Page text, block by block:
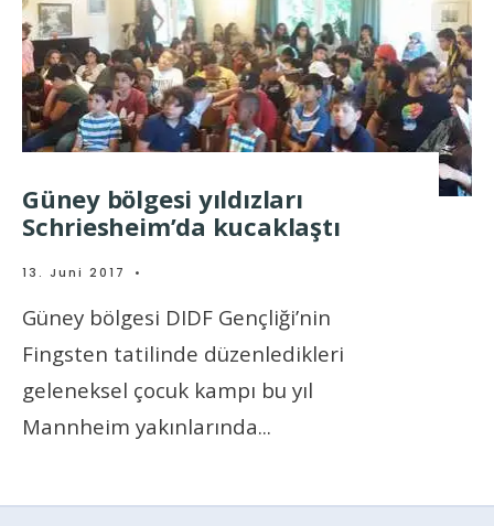
Güney bölgesi yıldızları
Schriesheim’da kucaklaştı
13. Juni 2017 •
Güney bölgesi DIDF Gençliği’nin
Fingsten tatilinde düzenledikleri
geleneksel çocuk kampı bu yıl
Mannheim yakınlarında...